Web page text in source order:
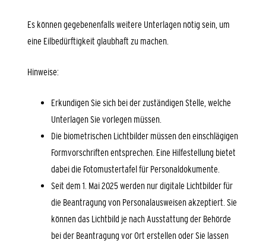
Es können gegebenenfalls weitere Unterlagen nötig sein, um
eine Eilbedürftigkeit glaubhaft zu machen.
Hinweise:
Erkundigen Sie sich bei der zuständigen Stelle, welche
Unterlagen Sie vorlegen müssen.
Die biometrischen Lichtbilder müssen den einschlägigen
Formvorschriften entsprechen. Eine Hilfestellung bietet
dabei die Fotomustertafel für Personaldokumente
Seit dem 1. Mai 2025 werden nur digitale Lichtbilder für
die Beantragung von Personalausweisen akzeptiert. Sie
können das Lichtbild je nach Ausstattung der Behörde
bei der Beantragung vor Ort erstellen oder Sie lassen